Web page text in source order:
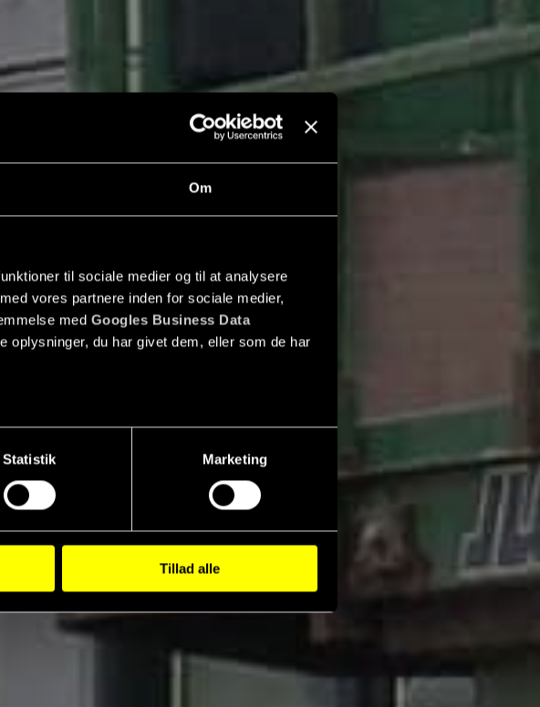
Om
til sociale medier og til at analysere
vores partnere inden for sociale medier,
med Googles Business Data
oplysninger, du har givet dem, eller som de har
Statistik Marketing
Tillad alle